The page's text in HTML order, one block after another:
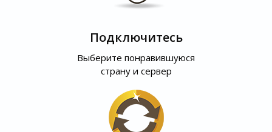
Подключитесь
Выберите понравившуюся
страну и сервер